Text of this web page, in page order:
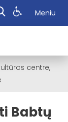
Meniu
centre,
Babtų